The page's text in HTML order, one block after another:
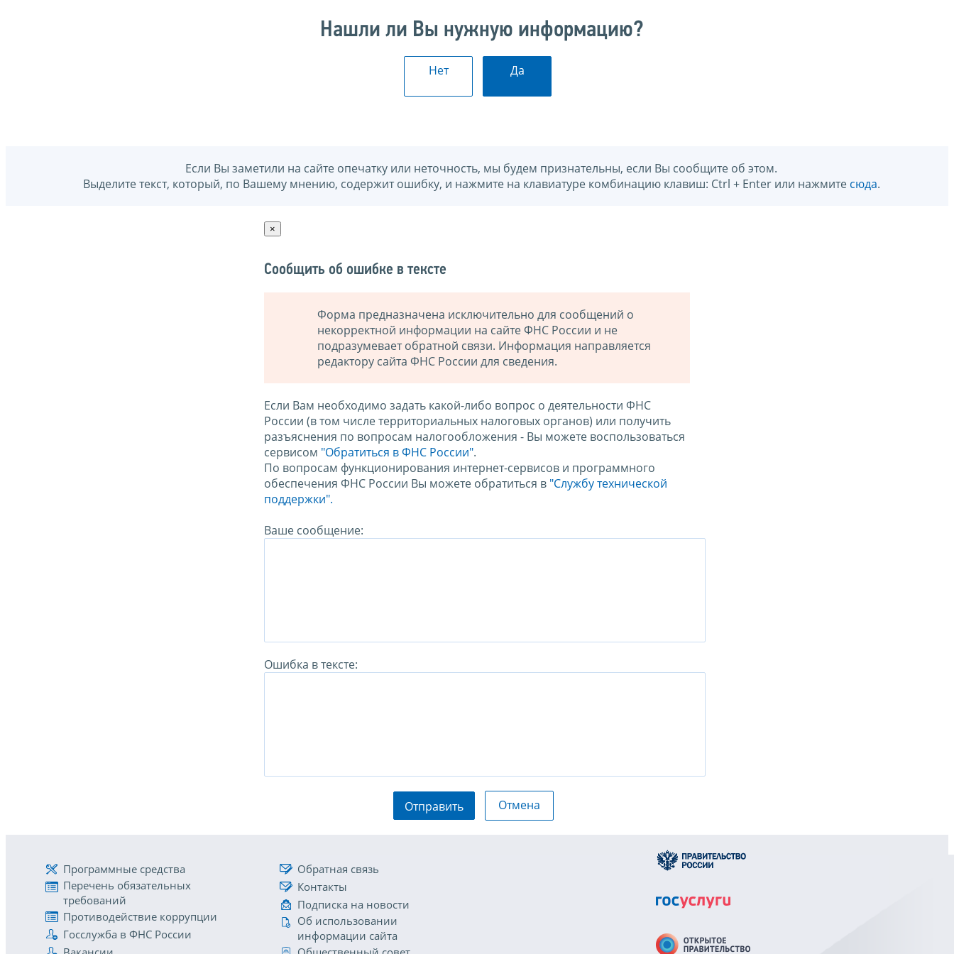
Нашли ли Вы нужную информацию?
Нет Да
Если Вы заметили на сайте опечатку или неточность, мы будем признательны, если Вы сообщите об этом.
Выделите текст, который, по Вашему мнению, содержит ошибку, и нажмите на клавиатуре комбинацию клавиш: Ctrl + Enter или нажмите сюда.
×
Сообщить об ошибке в тексте
Форма предназначена исключительно для сообщений о
некорректной информации на сайте ФНС России и не
подразумевает обратной связи. Информация направляется
редактору сайта ФНС России для сведения.
Если Вам необходимо задать какой-либо вопрос о деятельности ФНС
России (в том числе территориальных налоговых органов) или получить
разъяснения по вопросам налогообложения - Вы можете воспользоваться
сервисом "Обратиться в ФНС России".
По вопросам функционирования интернет-сервисов и программного
обеспечения ФНС России Вы можете обратиться в "Службу технической
поддержки".
Ваше сообщение:
Ошибка в тексте:
Отправить Отмена
Программные средства
Перечень обязательных
требований
Противодействие коррупции
Госслужба в ФНС России
Обратная связь
Контакты
Подписка на новости
Об использовании
информации сайта